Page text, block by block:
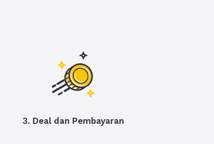
3. Deal dan Pembayaran